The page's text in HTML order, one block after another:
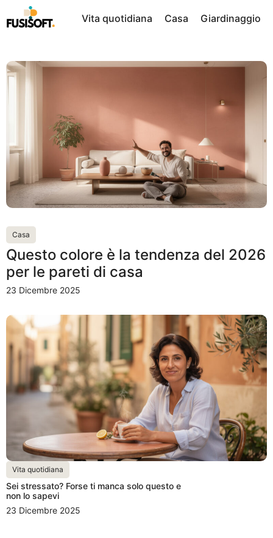
al
Vita quotidiana Casa Giardinaggio
Casa
Questo colore è la tendenza del 2026
per le pareti di casa
23 Dicembre 2025
Vita quotidiana
Sei stressato? Forse ti manca solo questo e
non lo sapevi
23 Dicembre 2025